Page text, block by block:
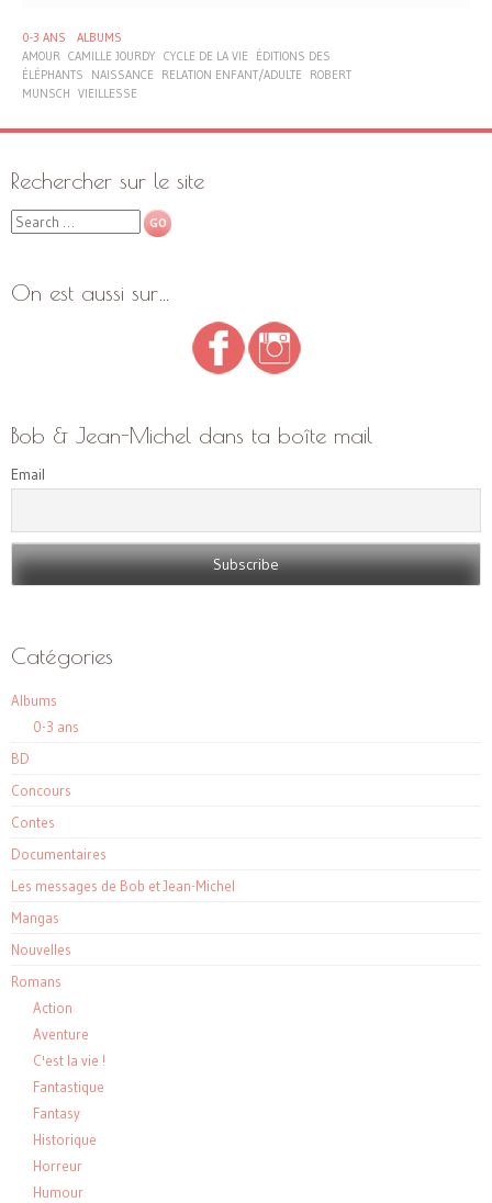
0-3 ANS
ALBUMS
AMOUR CAMILLE JOURDY CYCLE DE LA VIE
ÉDITIONS DES
ÉLÉPHANTS
NAISSANCE RELATION ENFANT/ADULTE
ROBERT
MUNSCH VIEILLESSE
Rechercher sur le site
Search
On est aussi sur…
Bob & Jean-Michel dans ta boîte mail
Email
Catégories
Albums
0-3 ans
BD
Concours
Contes
Documentaires
Les messages de Bob et Jean-Michel
Mangas
Nouvelles
Romans
Action
Aventure
C'est la vie !
Fantastique
Fantasy
Historique
Horreur
Humour